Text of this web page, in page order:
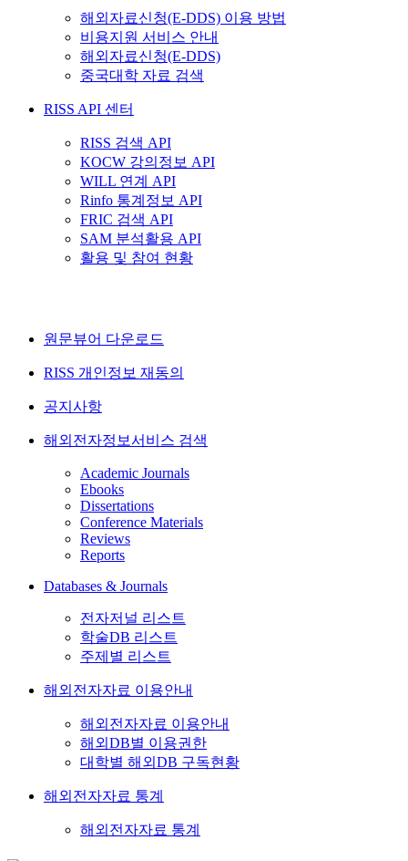
해외자료신청(E-DDS) 이용 방법
비용지원 서비스 안내
해외자료신청(E-DDS)
중국대학 자료 검색
RISS API 센터
RISS 검색 API
KOCW 강의정보 API
WILL 연계 API
Rinfo 통계정보 API
FRIC 검색 API
SAM 분석활용 API
활용 및 참여 현황
원문뷰어 다운로드
RISS 개인정보 재동의
공지사항
해외전자정보서비스 검색
Academic Journals
Ebooks
Dissertations
Conference Materials
Reviews
Reports
Databases & Journals
전자저널 리스트
학술DB 리스트
주제별 리스트
해외전자자료 이용안내
해외전자자료 이용안내
해외DB별 이용권한
대학별 해외DB 구독현황
해외전자자료 통계
해외전자자료 통계